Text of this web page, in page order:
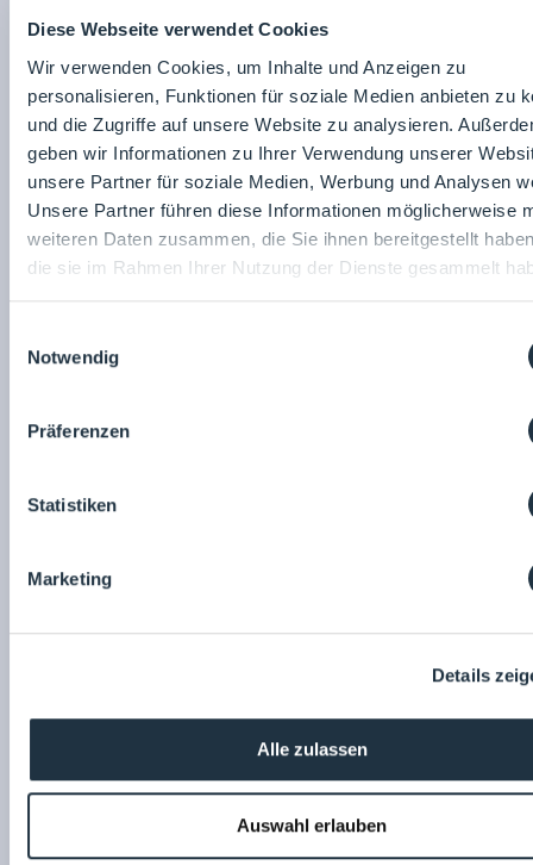
Diese Webseite verwendet Cookies
Wir verwenden Cookies, um Inhalte und Anzeigen zu
personalisieren, Funktionen für soziale Medien anbieten zu
und die Zugriffe auf unsere Website zu analysieren.
geben wir Informationen zu Ihrer Verwendung unserer
unsere Partner für soziale Medien, Werbung und Analysen
Unsere Partner führen diese Informationen möglicherweise
weiteren Daten zusammen, die Sie ihnen bereitgestellt
die sie im Rahmen Ihrer Nutzung der Dienste gesammelt
Notwendig
Präferenzen
Statistiken
Marketing
Details
Alle zulassen
Auswahl erlauben
BWT Pharma & Biotech GmbH
Dr. Jürgen Illerhaus